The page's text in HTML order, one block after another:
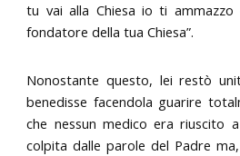
tu vai alla Chiesa io ti ammazzo
fondatore della tua Chiesa”.
Nonostante questo, lei restò
benedisse facendola guarire
che nessun medico era riuscito
colpita dalle parole del Padre